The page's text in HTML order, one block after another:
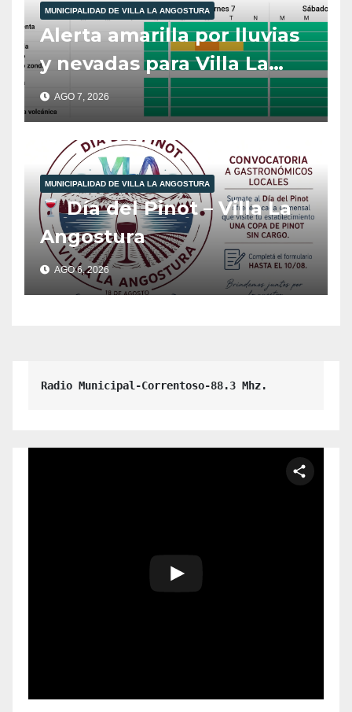
MUNICIPALIDAD DE VILLA LA ANGOSTURA
Alerta amarilla por lluvias
y nevadas para Villa La
Angostura.
AGO 7, 2026
MUNICIPALIDAD DE VILLA LA ANGOSTURA
Día del Pinot – Villa La
Angostura
AGO 6, 2026
Radio Municipal-Correntoso-88.3 Mhz.